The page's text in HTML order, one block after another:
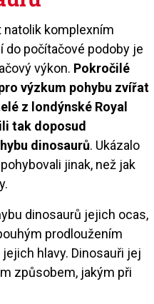
natolik komplexním
do počítačové podoby je
výkon. Pokročilé
výzkum pohybu zvířat
z londýnské Royal
tak doposud
dinosaurů. Ukázalo
jinak, než jak
dinosaurů jejich ocas,
prodloužením
hlavy. Dinosauři jej
způsobem, jakým při